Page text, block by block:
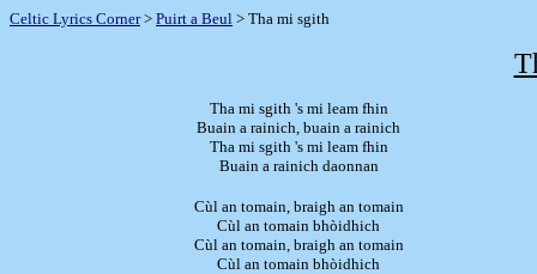
Celtic Lyrics Corner> Puirt a Beul > Tha mi sgith
Tha mi sgith 's mi leam fhin
Buain a rainich, buain a rainich
Tha mi sgith 's mi leam fhin
Buain a rainich daonnan
Cùl an tomain, braigh an tomain
Cùl an tomain bhòidhich
Cùl an tomain, braigh an tomain
Cùl an tomain bhòidhich